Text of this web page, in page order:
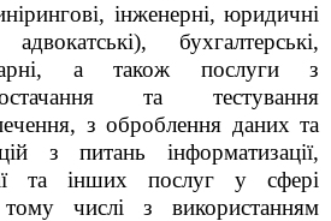
інженерні, юридичні
бухгалтерські,
а також послуги з
та тестування
з оброблення даних та
з питань інформатизації,
та інших послуг у сфері
тому числі з використанням